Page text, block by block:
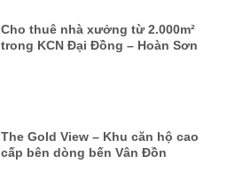
Cho thuê nhà xưởng từ 2.000m²
trong KCN Đại Đồng – Hoàn Sơn
The Gold View – Khu căn hộ cao
cấp bên dòng bến Vân Đồn